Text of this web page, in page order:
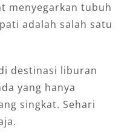
menyegarkan tubuh
adalah salah satu
destinasi liburan
yang hanya
singkat. Sehari